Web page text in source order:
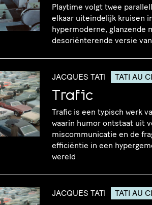
Playtime volgt twee
elkaar uiteindelijk kruisen
hypermoderne, glanzende
desoriënterende versie
Trafic
JACQUES TATI TATI AU
Trafic is een typisch werk
waarin humor ontstaat uit
miscommunicatie en de
efficiëntie in een
wereld
JACQUES TATI TATI AU